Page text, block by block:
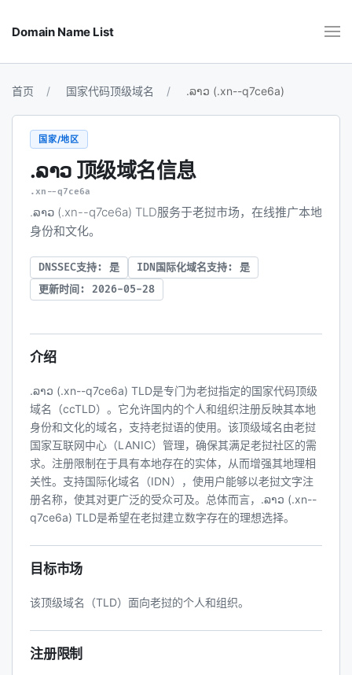
Domain Name List
首页 国家代码顶级域名 .ລາວ (.xn--q7ce6a)
国家/地区
.ລາວ 顶级域名信息
.xn--q7ce6a
.ລາວ (.xn--q7ce6a) TLD服务于老挝市场，在线推广本地
身份和文化。
DNSSEC支持: 是
IDN国际化域名支持: 是
更新时间: 2026-05-28
介绍
.ລາວ (.xn--q7ce6a) TLD是专门为老挝指定的国家代码顶级
域名（ccTLD）。它允许国内的个人和组织注册反映其本地
身份和文化的域名，支持老挝语的使用。该顶级域名由老挝
国家互联网中心（LANIC）管理，确保其满足老挝社区的需
求。注册限制在于具有本地存在的实体，从而增强其地理相
关性。支持国际化域名（IDN），使用户能够以老挝文字注
册名称，使其对更广泛的受众可及。总体而言，.ລາວ (.xn--
q7ce6a) TLD是希望在老挝建立数字存在的理想选择。
目标市场
该顶级域名（TLD）面向老挝的个人和组织。
注册限制